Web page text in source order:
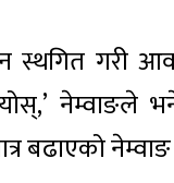
स्थगित गरी
नेम्वाङले
बढाएको